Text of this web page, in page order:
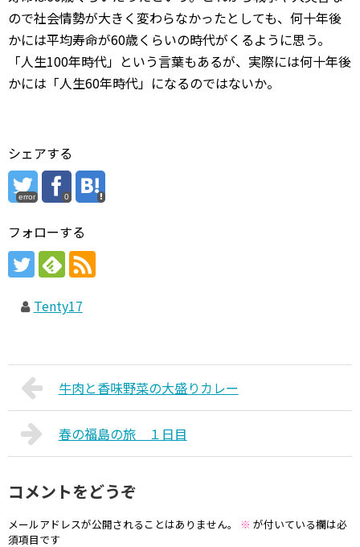
ので社会情勢が大きく変わらなかったとしても、何十年後
かには平均寿命が60歳くらいの時代がくるように思う。
「人生100年時代」という言葉もあるが、実際には何十年後
かには「人生60年時代」になるのではないか。
シェアする
error 0
フォローする
Tenty17
牛肉と香味野菜の大盛りカレー
春の福島の旅 １日目
コメントをどうぞ
メールアドレスが公開されることはありません。 ※ が付いている欄は必
須項目です